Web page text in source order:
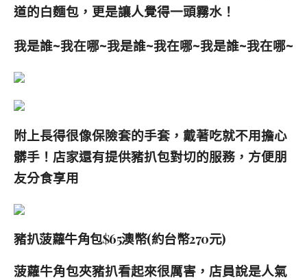
道的白麵包，更是讓人覺得一頭霧水！
我是誰~我在哪~我是誰~我在哪~我是誰~我在哪~
附上長得很像保險套的手套，戴著吃就不用擔心
髒手！店家還有提供豬扒包對切的服務，方便朋
友分食享用
豬扒菠蘿牛角包$65澳幣(約台幣270元)
菠蘿牛角包夾豬扒看起來很厲害，店員說是人氣